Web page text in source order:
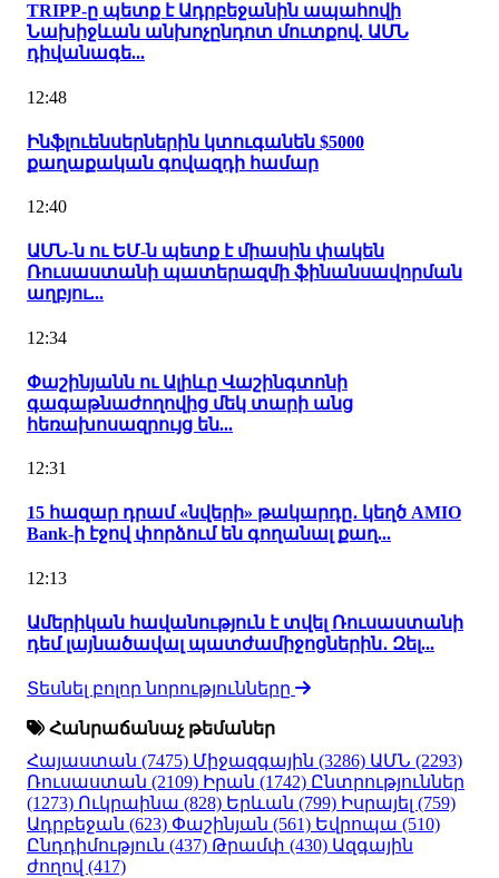
TRIPP-ը պետք է Ադրբեջանին ապահովի
Նախիջևան անխոչընդոտ մուտքով. ԱՄՆ
դիվանագե...
12:48
Ինֆլուենսերներին կտուգանեն $5000
քաղաքական գովազդի համար
12:40
ԱՄՆ-ն ու ԵՄ-ն պետք է միասին փակեն
Ռուսաստանի պատերազմի ֆինանսավորման
աղբյու...
12:34
Փաշինյանն ու Ալիևը Վաշինգտոնի
գագաթնաժողովից մեկ տարի անց
հեռախոսազրույց են...
12:31
15 հազար դրամ «նվերի» թակարդը․ կեղծ AMIO
Bank-ի էջով փորձում են գողանալ քաղ...
12:13
Ամերիկան հավանություն է տվել Ռուսաստանի
դեմ լայնածավալ պատժամիջոցներին․ Զել...
Տեսնել բոլոր նորությունները
Հանրաճանաչ թեմաներ
Հայաստան (7475) Միջազգային (3286) ԱՄՆ (2293)
Ռուսաստան (2109) Իրան (1742) Ընտրություններ
(1273) Ուկրաինա (828) Երևան (799) Իսրայել (759)
Ադրբեջան (623) Փաշինյան (561) Եվրոպա (510)
Ընդդիմություն (437) Թրամփ (430) Ազգային
ժողով (417)